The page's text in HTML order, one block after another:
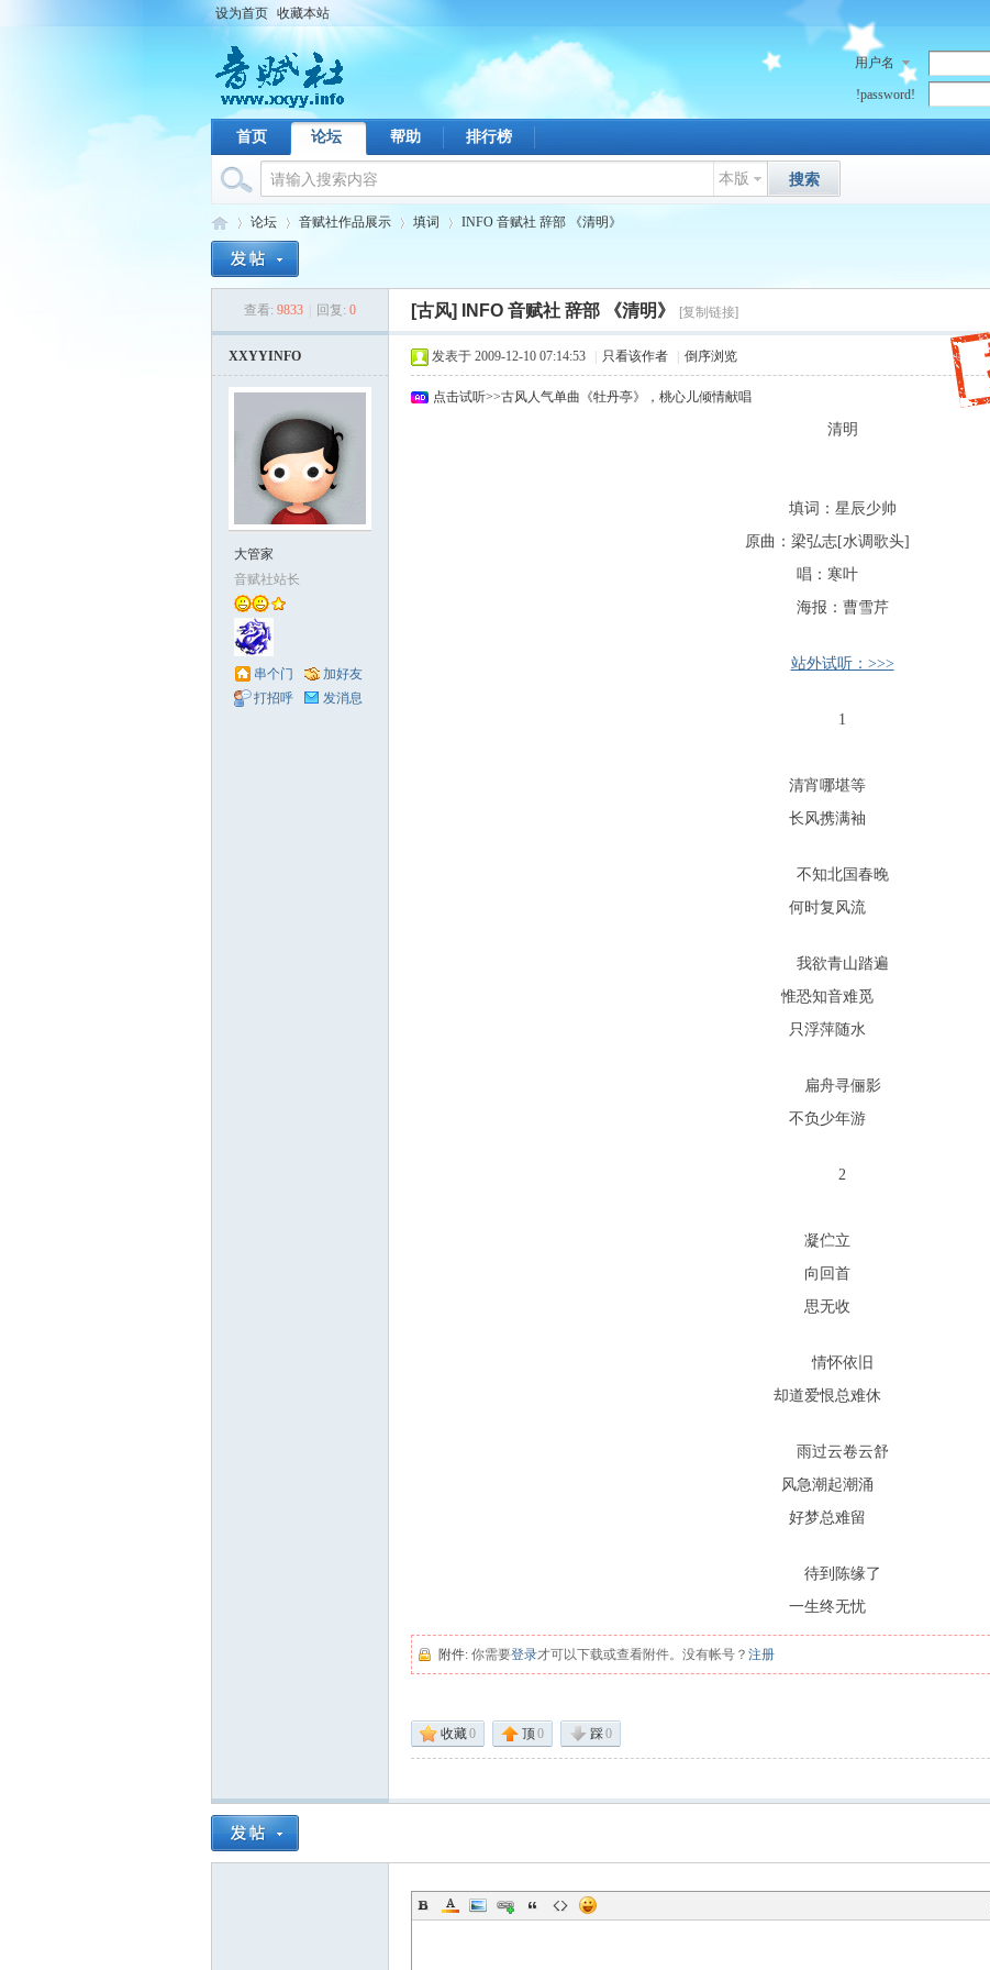
设为首页 收藏本站
用户名
!password!
首页 论坛 帮助 排行榜
本版 搜索
论坛
›
音赋社作品展示 填词
›
INFO 音赋社 辞部 《清明》
查看: 9833 回复: 0 [古风] INFO 音赋社 辞部 《清明》 [复制链接]
XXYYINFO
大管家
音赋社站长
串个门
加好友
打招呼
发消息
发表于 2009-12-10 07:14:53 只看该作者 倒序浏览
点击试听>>古风人气单曲《牡丹亭》，桃心儿倾情献唱
清明
填词：星辰少帅
原曲：梁弘志[水调歌头]
唱：寒叶
海报：曹雪芹
站外试听：>>>
1
清宵哪堪等
长风携满袖
不知北国春晚
何时复风流
我欲青山踏遍
惟恐知音难觅
只浮萍随水
扁舟寻俪影
不负少年游
2
凝伫立
向回首
思无收
情怀依旧
却道爱恨总难休
雨过云卷云舒
风急潮起潮涌
好梦总难留
待到陈缘了
一生终无忧
附件: 你需要登录才可以下载或查看附件。没有帐号？ 注册
收藏0 顶0 踩0